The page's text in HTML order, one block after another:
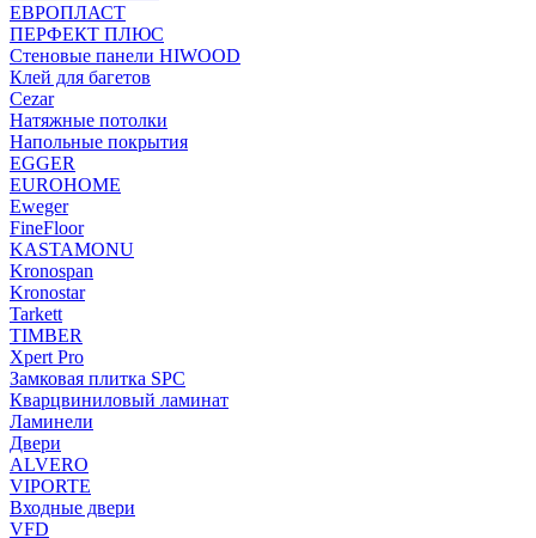
ЕВРОПЛАСТ
ПЕРФЕКТ ПЛЮС
Стеновые панели HIWOOD
Клей для багетов
Cezar
Натяжные потолки
Напольные покрытия
EGGER
EUROHOME
Eweger
FineFloor
KASTAMONU
Kronospan
Kronostar
Tarkett
TIMBER
Xpert Pro
Замковая плитка SPC
Кварцвиниловый ламинат
Ламинели
Двери
ALVERO
VIPORTE
Входные двери
VFD